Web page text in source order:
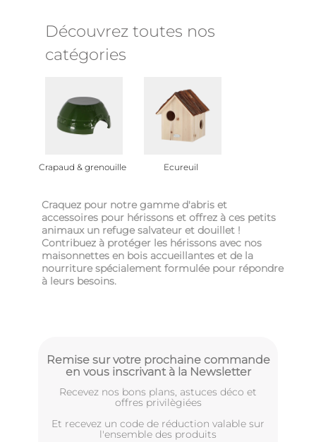
Découvrez toutes nos
catégories
Crapaud & grenouille Ecureuil
Craquez pour notre gamme d'abris et
accessoires pour hérissons et offrez à ces petits
animaux un refuge salvateur et douillet !
Contribuez à protéger les hérissons avec nos
maisonnettes en bois accueillantes et de la
nourriture spécialement formulée pour répondre
à leurs besoins.
Remise sur votre prochaine commande
en vous inscrivant à la Newsletter
Recevez nos bons plans, astuces déco et
offres privilègiées
Et recevez un code de réduction valable sur
l'ensemble des produits